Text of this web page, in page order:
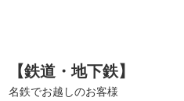
【鉄道・地下鉄】
名鉄でお越しのお客様